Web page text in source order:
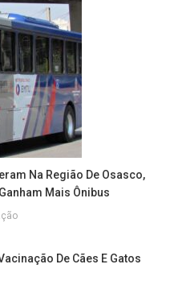
Na Região De Osasco,
Mais Ônibus
De Cães E Gatos